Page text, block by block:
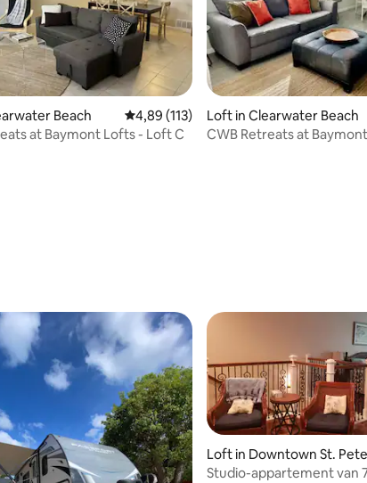
van 4,57 op 5, 7 recensies
Beach Gemiddelde beoordeling van 4,89 op 5,
4,89 (113)
at Baymont Lofts - Loft C
Loft in Clearwater Beach
CWB Retreats at
Loft in Downtown St.
Studio-appartement van